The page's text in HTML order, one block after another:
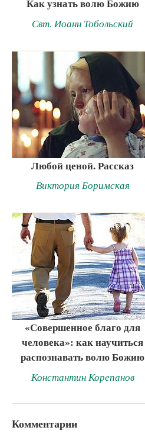
Как узнать волю Божию
Свт. Иоанн Тобольский
Любой ценой. Рассказ
Виктория Боримская
«Совершенное благо для
человека»: как научиться
распознавать волю Божию
Константин Корепанов
Комментарии